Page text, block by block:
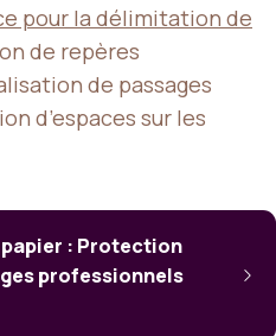
pour la délimitation de
de repères
de passages
d’espaces sur les
: Protection
professionnels